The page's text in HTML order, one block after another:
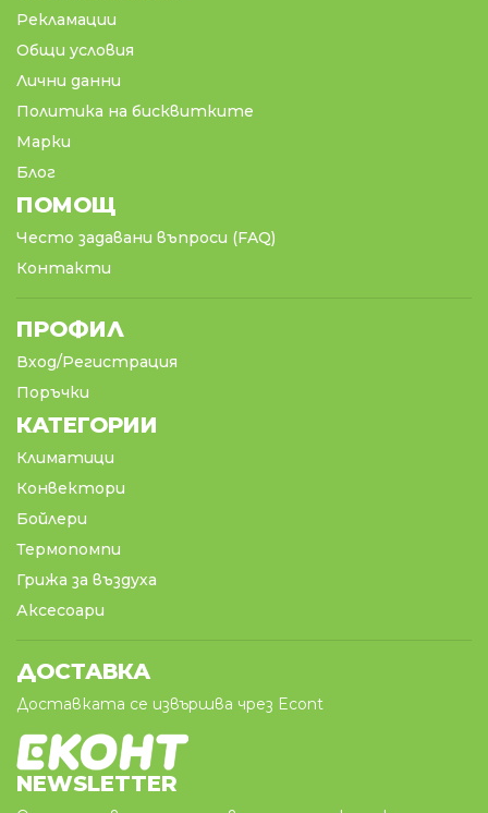
Рекламации
Общи условия
Лични данни
Политика на бисквитките
Марки
Блог
ПОМОЩ
Често задавани въпроси (FAQ)
Контакти
ПРОФИЛ
Вход/Регистрация
Поръчки
КАТЕГОРИИ
Климатици
Конвектори
Бойлери
Термопомпи
Грижа за въздуха
Аксесоари
ДОСТАВКА
Доставката се извършва чрез Econt
NEWSLETTER